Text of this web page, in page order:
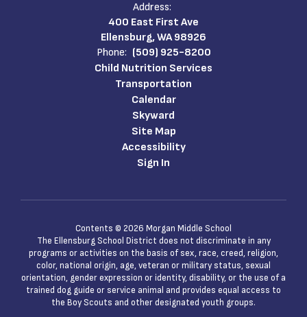
Address:
400 East First Ave
Ellensburg, WA 98926
Phone: (509) 925-8200
Child Nutrition Services
Transportation
Calendar
Skyward
Site Map
Accessibility
Sign In
Contents © 2026 Morgan Middle School
The Ellensburg School District does not discriminate in any
programs or activities on the basis of sex, race, creed, religion,
color, national origin, age, veteran or military status, sexual
orientation, gender expression or identity, disability, or the use of a
trained dog guide or service animal and provides equal access to
the Boy Scouts and other designated youth groups.